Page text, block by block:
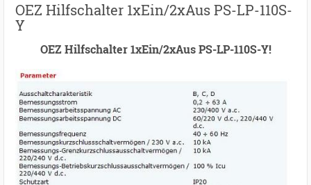
OEZ Hilfschalter 1xEin/2xAus PS-LP-110S-
Y
OEZ Hilfschalter 1xEin/2xAus PS-LP-110S-Y!